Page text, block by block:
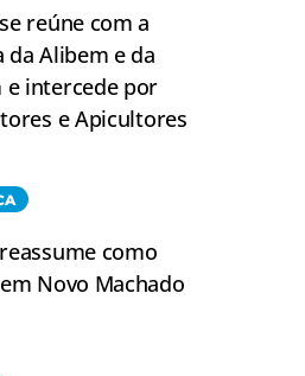
reúne com a
da Alibem e da
e intercede por
e Apicultores
como
Novo Machado